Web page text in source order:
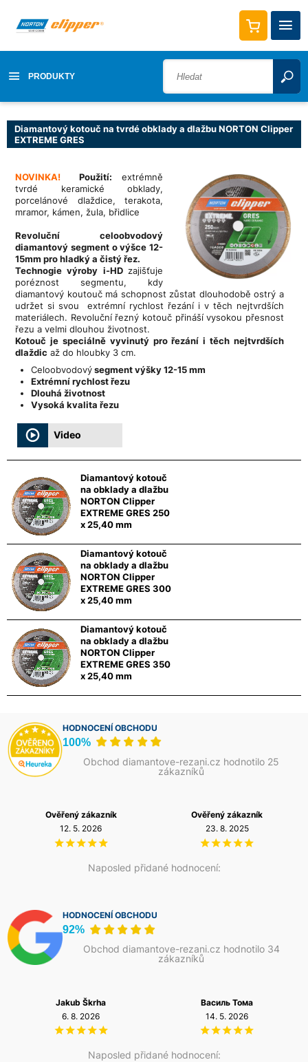
PRODUKTY
Diamantový kotouč na tvrdé obklady a dlažbu NORTON Clipper
EXTREME GRES
NOVINKA! Použití: extrémně
tvrdé keramické obklady,
porcelánové dlaždice, terakota,
mramor, kámen, žula, břidlice
Revoluční celoobvodový
diamantový segment o výšce 12-
15mm pro hladký a čistý řez.
Technogie výroby i-HD zajišťuje
poréznost segmentu, kdy
diamantový koutouč má schopnost zůstat dlouhodobě ostrý a
udržet si svou extrémní rychlost řezání i v těch nejtvrdších
materiálech. Revoluční řezný kotouč přináší vysokou přesnost
řezu a velmi dlouhou životnost.
Kotouč je speciálně vyvinutý pro řezání i těch nejtvrdších
dlaždic až do hloubky 3 cm.
Celoobvodovýsegment výšky 12-15 mm
Extrémní rychlost řezu
Dlouhá životnost
Vysoká kvalita řezu
Video
Diamantový kotouč
na obklady a dlažbu
NORTON Clipper
EXTREME GRES 250
x 25,40 mm
Diamantový kotouč
na obklady a dlažbu
NORTON Clipper
EXTREME GRES 300
x 25,40 mm
Diamantový kotouč
na obklady a dlažbu
NORTON Clipper
EXTREME GRES 350
x 25,40 mm
HODNOCENÍ OBCHODU
100%
Obchod diamantove-rezani.cz hodnotilo 25
zákazníků
Naposled přidané hodnocení:
Ověřený zákazník
12. 5. 2026
Ověřený zákazník
23. 8. 2025
HODNOCENÍ OBCHODU
92%
Obchod diamantove-rezani.cz hodnotilo 34
zákazníků
Naposled přidané hodnocení:
Jakub Škrha
6. 8. 2026
Василь Тома
14. 5. 2026